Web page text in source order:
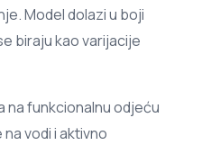
Model dolazi u boji
biraju kao varijacije
na funkcionalnu odjeću
vodi i aktivno